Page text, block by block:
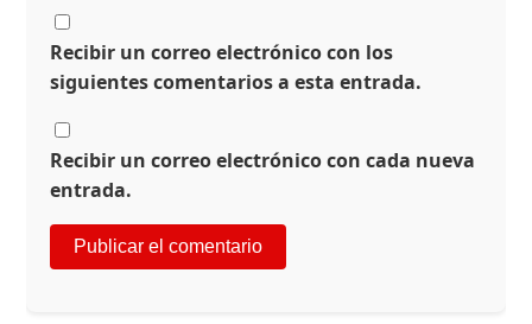
Recibir un correo electrónico con los
siguientes comentarios a esta entrada.
Recibir un correo electrónico con cada nueva
entrada.